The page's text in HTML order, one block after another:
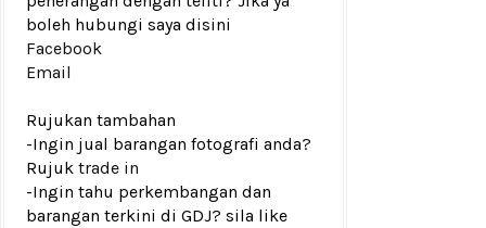
boleh hubungi saya disini
Facebook
Email
Rujukan tambahan
-Ingin jual barangan fotografi anda?
Rujuk trade in
-Ingin tahu perkembangan dan
barangan terkini di GDJ? sila like